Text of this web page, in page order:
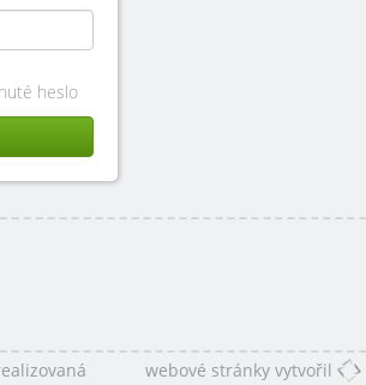
heslo
webové stránky vytvořil